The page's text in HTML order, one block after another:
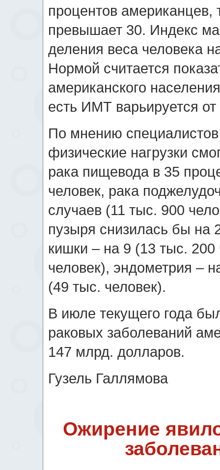
процентов американцев,
превышает 30. Индекс
деления веса человека
Нормой считается
американского
есть ИМТ варьируется
По мнению
физические нагрузки
рака пищевода в 35
человек, рака
случаев (11 тыс. 900
пузыря снизилась бы на
кишки – на 9 (13 тыс. 200
человек), эндометрия –
(49 тыс. человек).
В июле текущего года
раковых заболеваний
147 млрд. долларов.
Гузель Галлямова
Ожирение